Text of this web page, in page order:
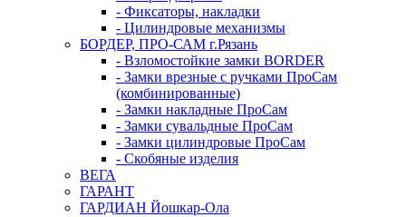
- Фиксаторы, накладки
- Цилиндровые механизмы
БОРДЕР, ПРО-САМ г.Рязань
- Взломостойкие замки BORDER
- Замки врезные с ручками ПроСам
(комбинированные)
- Замки накладные ПроСам
- Замки сувальдные ПроСам
- Замки цилиндровые ПроСам
- Скобяные изделия
ВЕГА
ГАРАНТ
ГАРДИАН Йошкар-Ола